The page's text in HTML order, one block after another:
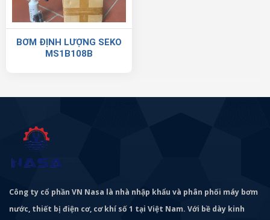
BƠM ĐỊNH LƯỢNG SEKO
MS1B108B
Công ty cổ phần VN Nasa là nhà nhập khẩu và phân phối máy bơm
nước, thiết bị điện cơ, cơ khí số 1 tại Việt Nam. Với bề dày kinh